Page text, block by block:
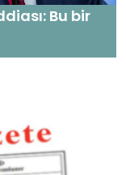
Bu bir